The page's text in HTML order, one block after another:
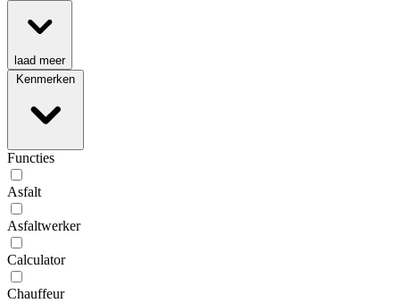
laad meer
Kenmerken
Functies
Asfalt
Asfaltwerker
Calculator
Chauffeur